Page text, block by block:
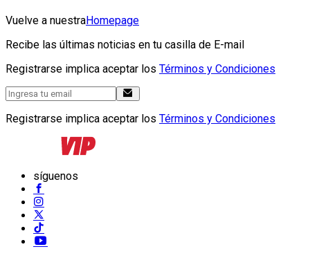
Vuelve a nuestraHomepage
Recibe las últimas noticias en tu casilla de E-mail
Registrarse implica aceptar los Términos y Condiciones
Registrarse implica aceptar los Términos y Condiciones
síguenos